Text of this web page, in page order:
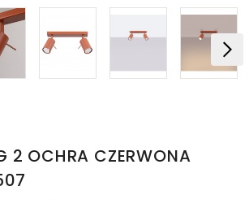
2 OCHRA CZERWONA